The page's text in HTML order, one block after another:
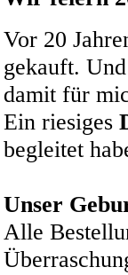
Vor 20
gekauft.
damit für
Ein riesiges
begleitet
Unser
Alle